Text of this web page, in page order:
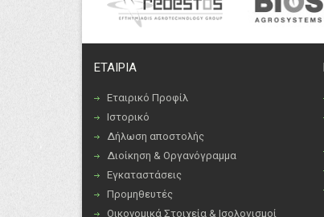
ΕΤΑΙΡΙΑ
Εταιρικό Προφίλ
Ιστορικό
Δήλωση αποστολής
Διοίκηση & Οργανόγραμμα
Εγκαταστάσεις
Προμηθευτές
Οικονομικά Στοιχεία & Ισολογισμοί